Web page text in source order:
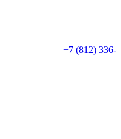
+7 (812) 336-